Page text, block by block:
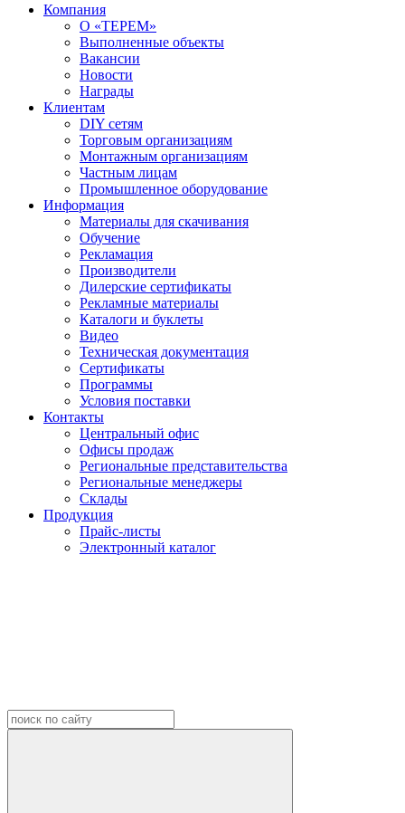
Компания
О «ТЕРЕМ»
Выполненные объекты
Вакансии
Новости
Награды
Клиентам
DIY сетям
Торговым организациям
Монтажным организациям
Частным лицам
Промышленное оборудование
Информация
Материалы для скачивания
Обучение
Рекламация
Производители
Дилерские сертификаты
Рекламные материалы
Каталоги и буклеты
Видео
Техническая документация
Сертификаты
Программы
Условия поставки
Контакты
Центральный офис
Офисы продаж
Региональные представительства
Региональные менеджеры
Склады
Продукция
Прайс-листы
Электронный каталог